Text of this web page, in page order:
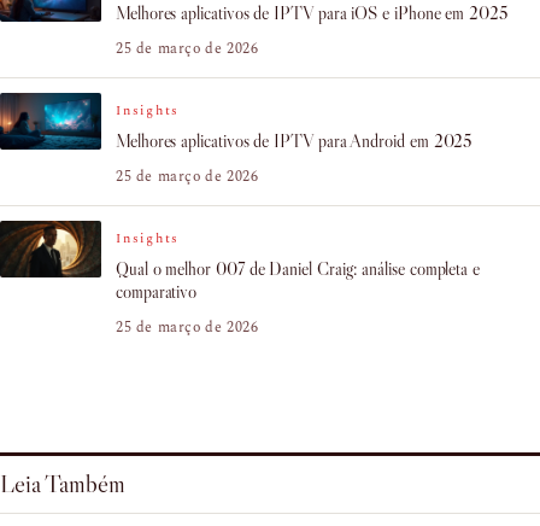
Melhores aplicativos de IPTV para iOS e iPhone em 2025
25 de março de 2026
Insights
Melhores aplicativos de IPTV para Android em 2025
25 de março de 2026
Insights
Qual o melhor 007 de Daniel Craig: análise completa e
comparativo
25 de março de 2026
Leia Também